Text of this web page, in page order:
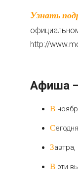
Узнать подробности можно на
http://
Aфиша
В
В эти